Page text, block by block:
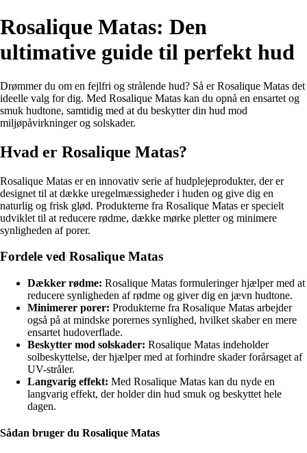
Rosalique Matas: Den
ultimative guide til perfekt hud
Drømmer du om en fejlfri og strålende hud? Så er Rosalique Matas det
ideelle valg for dig. Med Rosalique Matas kan du opnå en ensartet og
smuk hudtone, samtidig med at du beskytter din hud mod
miljøpåvirkninger og solskader.
Hvad er Rosalique Matas?
Rosalique Matas er en innovativ serie af hudplejeprodukter, der er
designet til at dække uregelmæssigheder i huden og give dig en
naturlig og frisk glød. Produkterne fra Rosalique Matas er specielt
udviklet til at reducere rødme, dække mørke pletter og minimere
synligheden af porer.
Fordele ved Rosalique Matas
Dækker rødme: Rosalique Matas formuleringer hjælper med at
reducere synligheden af rødme og giver dig en jævn hudtone.
Minimerer porer: Produkterne fra Rosalique Matas arbejder
også på at mindske porernes synlighed, hvilket skaber en mere
ensartet hudoverflade.
Beskytter mod solskader: Rosalique Matas indeholder
solbeskyttelse, der hjælper med at forhindre skader forårsaget af
UV-stråler.
Langvarig effekt: Med Rosalique Matas kan du nyde en
langvarig effekt, der holder din hud smuk og beskyttet hele
dagen.
Sådan bruger du Rosalique Matas